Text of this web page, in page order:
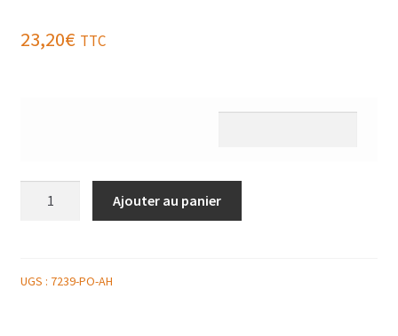
23,20€ TTC
DE
Ajouter au panier
UGS : 7239-PO-AH